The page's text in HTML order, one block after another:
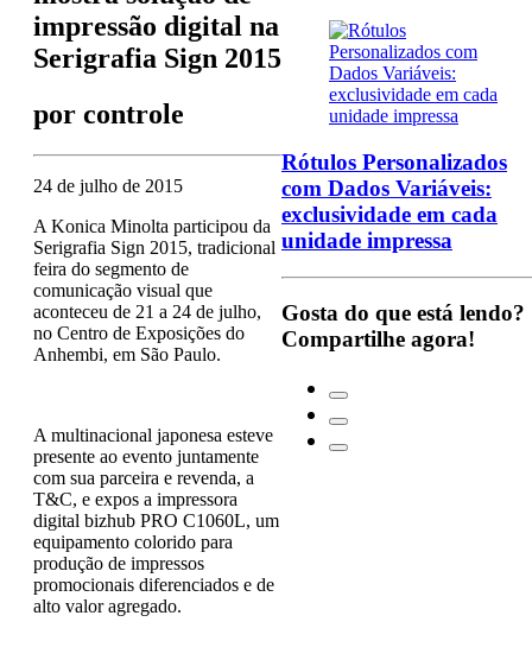
impressão digital na
Serigrafia Sign 2015
por controle
24 de julho de 2015
A Konica Minolta participou da
Serigrafia Sign 2015, tradicional
feira do segmento de
comunicação visual que
aconteceu de 21 a 24 de julho,
no Centro de Exposições do
Anhembi, em São Paulo.
A multinacional japonesa esteve
presente ao evento juntamente
com sua parceira e revenda, a
T&C, e expos a impressora
digital bizhub PRO C1060L, um
equipamento colorido para
produção de impressos
promocionais diferenciados e de
alto valor agregado.
Rótulos Personalizados
com Dados Variáveis:
exclusividade em cada
unidade impressa
Gosta do que está lendo?
Compartilhe agora!